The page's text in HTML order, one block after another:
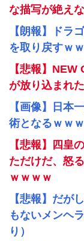
な描写が絶え
【朗報】ドラ
を取り戻すｗ
【悲報】
が放り込まれ
【画像】日本
術となるｗｗ
【悲報】四皇
ただけだ、怒
ｗｗｗｗ
【悲報】だが
もないメンヘ
り）